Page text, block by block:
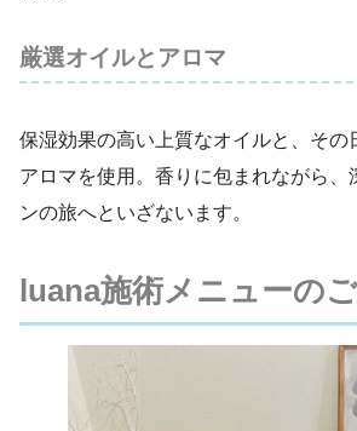
厳選オイルとアロマ
保湿効果の高い上質なオイルと、その
アロマを使用。香りに包まれながら、
ンの旅へといざないます。
luana施術メニューの